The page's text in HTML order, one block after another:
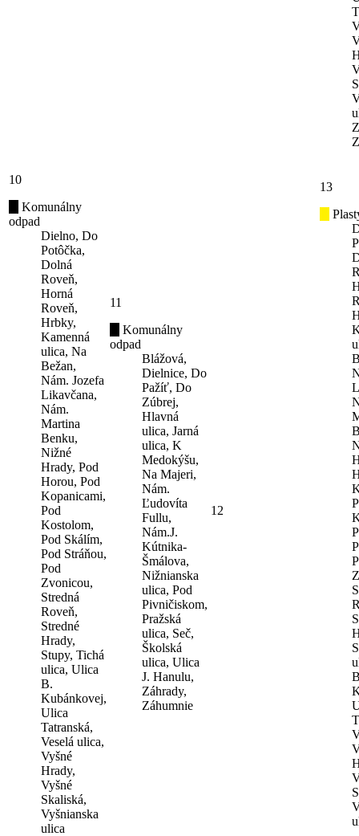
10
Komunálny
odpad
Dielno, Do
Potôčka,
Dolná
Roveň,
Horná
Roveň,
Hrbky,
Kamenná
ulica, Na
Bežan,
Nám. Jozefa
Likavčana,
Nám.
Martina
Benku,
Nižné
Hrady, Pod
Horou, Pod
Kopanicami,
Pod
Kostolom,
Pod Skálím,
Pod Stráňou,
Pod
Zvonicou,
Stredná
Roveň,
Stredné
Hrady,
Stupy, Tichá
ulica, Ulica
B.
Kubánkovej,
Ulica
Tatranská,
Veselá ulica,
Vyšné
Hrady,
Vyšné
Skaliská,
Vyšnianska
ulica
11
Komunálny
odpad
Blážová,
Dielnice, Do
Pažíť, Do
Zúbrej,
Hlavná
ulica, Jarná
ulica, K
Medokýšu,
Na Majeri,
Nám.
Ľudovíta
Fullu,
Nám.J.
Kútnika-
Šmálova,
Nižnianska
ulica, Pod
Pivničiskom,
Pražská
ulica, Seč,
Školská
ulica, Ulica
J. Hanulu,
Záhrady,
Záhumnie
12
13